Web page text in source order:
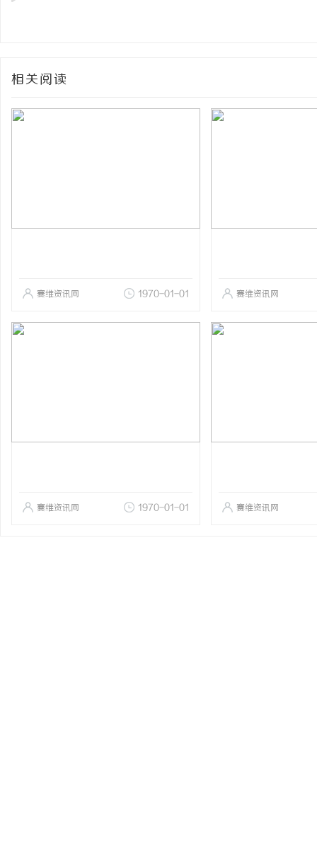
相关阅读
赛维资讯网 1970-01-01 赛维资讯网
赛维资讯网 1970-01-01 赛维资讯网